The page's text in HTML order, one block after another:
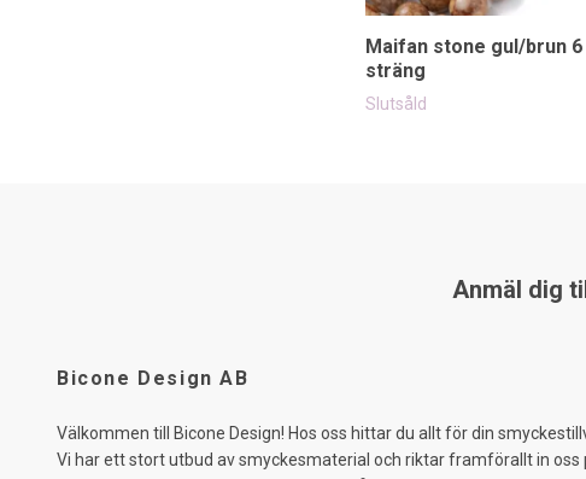
Maifan stone gul/brun 6
sträng
Slutsåld
Anmäl dig
Bicone Design AB
Välkommen till Bicone Design! Hos oss hittar du allt för din
Vi har ett stort utbud av smyckesmaterial och riktar framförallt in oss